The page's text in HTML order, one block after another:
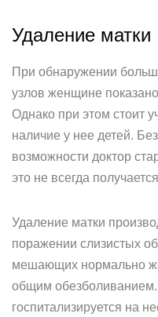
Удаление матки
При обнаружении
узлов женщине
Однако при этом стоит
наличие у нее детей.
возможности доктор
это не всегда
Удаление матки
поражении слизистых
мешающих нормально
общим
госпитализируется на